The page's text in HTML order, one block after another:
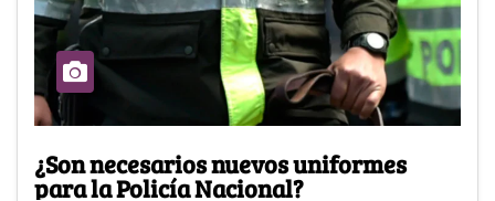
¿Son necesarios nuevos uniformes
para la Policía Nacional?